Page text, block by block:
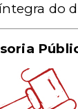
do